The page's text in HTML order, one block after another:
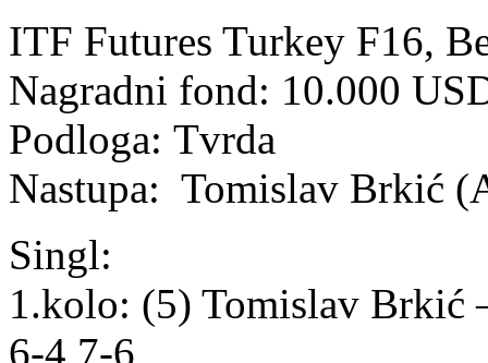
ITF Futures Turkey F16,
Nagradni fond: 10.000
Podloga: Tvrda
Nastupa: Tomislav Brkić
Singl:
1.kolo: (5) Tomislav Brkić
6-4 7-6